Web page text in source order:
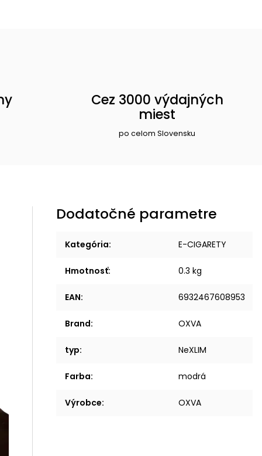
Cez 3000 výdajných
miest
po celom Slovensku
Dodatočné parametre
Kategória: E-CIGARETY
Hmotnosť: 0.3 kg
EAN: 6932467608953
Brand: OXVA
typ: NeXLIM
Farba: modrá
Výrobce: OXVA